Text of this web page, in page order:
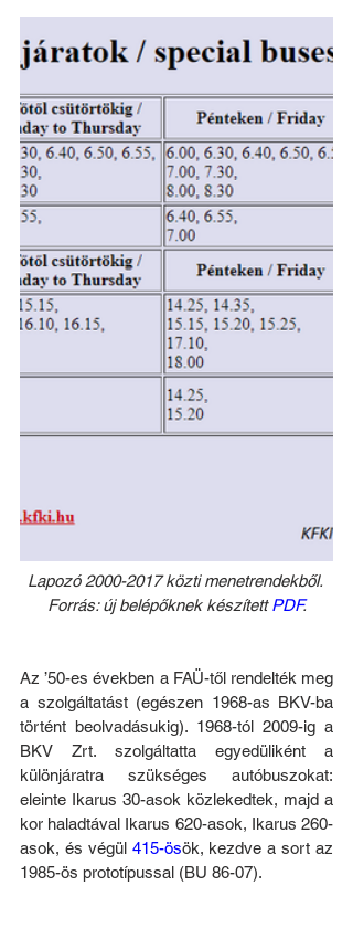
Lapozó 2000-2017 közti menetrendekből.
Forrás: új belépőknek készített PDF.
Az ’50-es években a FAÜ-től rendelték meg
a szolgáltatást (egészen 1968-as BKV-ba
történt beolvadásukig). 1968-tól 2009-ig a
BKV Zrt. szolgáltatta egyedüliként a
különjáratra szükséges autóbuszokat:
eleinte Ikarus 30-asok közlekedtek, majd a
kor haladtával Ikarus 620-asok, Ikarus 260-
asok, és végül 415-ösök, kezdve a sort az
1985-ös prototípussal (BU 86-07).